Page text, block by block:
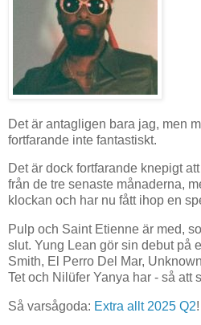
Det är antagligen bara jag, men
fortfarande inte fantastiskt.
Det är dock fortfarande knepigt
från de tre senaste månaderna,
klockan och har nu fått ihop en
Pulp och Saint Etienne är med,
slut. Yung Lean gör sin debut på
Smith, El Perro Del Mar,
Tet och Nilüfer Yanya har - så att
Så varsågoda: Extra allt 2025 Q2!